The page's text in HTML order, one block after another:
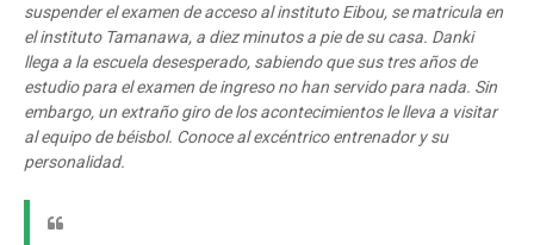
suspender el examen de acceso al instituto Eibou, se matricula en
el instituto Tamanawa, a diez minutos a pie de su casa. Danki
llega a la escuela desesperado, sabiendo que sus tres años de
estudio para el examen de ingreso no han servido para nada. Sin
embargo, un extraño giro de los acontecimientos le lleva a visitar
al equipo de béisbol. Conoce al excéntrico entrenador y su
personalidad.